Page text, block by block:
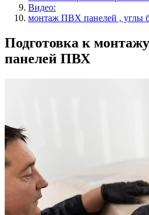
Видео:
монтаж ПВХ панелей , углы
Подготовка к
панелей ПВХ